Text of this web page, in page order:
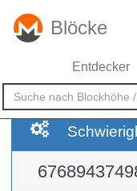
Blöcke
Entdecker